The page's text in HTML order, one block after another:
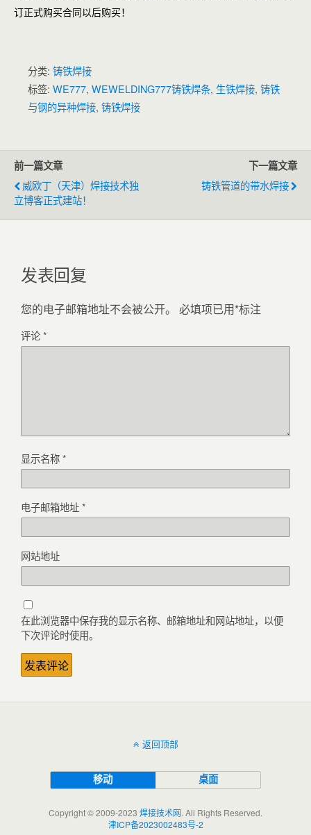
订正式购买合同以后购买！
分类: 铸铁焊接
标签: WE777, WEWELDING777铸铁焊条, 生铁焊接, 铸铁
与钢的异种焊接, 铸铁焊接
前一篇文章
威欧丁（天津）焊接技术独
立博客正式建站！
下一篇文章
铸铁管道的带水焊接
发表回复
您的电子邮箱地址不会被公开。 必填项已用*标注
评论*
显示名称*
电子邮箱地址*
网站地址
在此浏览器中保存我的显示名称、邮箱地址和网站地址，以便
下次评论时使用。
返回顶部
移动 桌面
Copyright © 2009-2023 焊接技术网. All Rights Reserved.
津ICP备2023002483号-2